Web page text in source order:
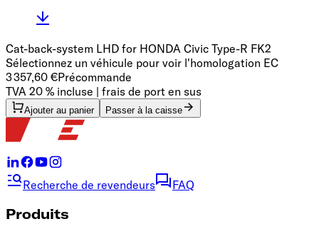
Cat-back-system LHD for HONDA Civic Type-R FK2
Sélectionnez un véhicule pour voir l'homologation EC
3 357,60 €Précommande
TVA 20 % incluse | frais de port en sus
Ajouter au panier Passer à la caisse
Recherche de revendeurs FAQ
Produits